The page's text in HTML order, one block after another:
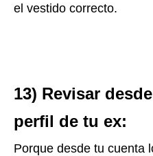
el vestido correcto.
13) Revisar
perfil de tu ex:
Porque desde tu cuenta